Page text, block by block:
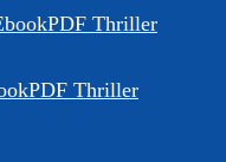
Thriller